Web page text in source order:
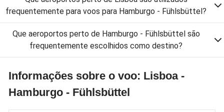
frequentemente para voos para Hamburgo - Fühlsbüttel?
Que aeroportos perto de Hamburgo - Fühlsbüttel são
frequentemente escolhidos como destino?
Informações sobre o voo: Lisboa -
Hamburgo - Fühlsbüttel